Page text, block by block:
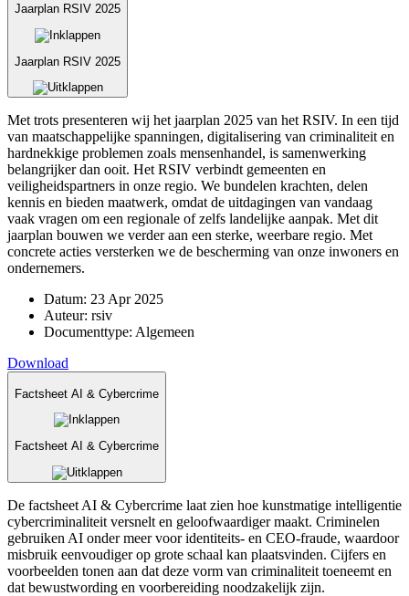
Jaarplan RSIV 2025
Jaarplan RSIV 2025
Met trots presenteren wij het jaarplan 2025 van het RSIV. In een tijd
van maatschappelijke spanningen, digitalisering van criminaliteit en
hardnekkige problemen zoals mensenhandel, is samenwerking
belangrijker dan ooit. Het RSIV verbindt gemeenten en
veiligheidspartners in onze regio. We bundelen krachten, delen
kennis en bieden maatwerk, omdat de uitdagingen van vandaag
vaak vragen om een regionale of zelfs landelijke aanpak. Met dit
jaarplan bouwen we verder aan een sterke, weerbare regio. Met
concrete acties versterken we de bescherming van onze inwoners en
ondernemers.
Datum: 23 Apr 2025
Auteur: rsiv
Documenttype: Algemeen
Download
Factsheet AI & Cybercrime
Factsheet AI & Cybercrime
De factsheet AI & Cybercrime laat zien hoe kunstmatige intelligentie
cybercriminaliteit versnelt en geloofwaardiger maakt. Criminelen
gebruiken AI onder meer voor identiteits- en CEO-fraude, waardoor
misbruik eenvoudiger op grote schaal kan plaatsvinden. Cijfers en
voorbeelden tonen aan dat deze vorm van criminaliteit toeneemt en
dat bewustwording en voorbereiding noodzakelijk zijn.